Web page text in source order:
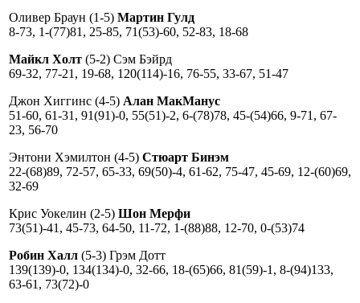
Оливер Браун (1-5) Мартин Гулд
8-73, 1-(77)81, 25-85, 71(53)-60, 52-83, 18-68
Майкл Холт (5-2) Сэм Бэйрд
69-32, 77-21, 19-68, 120(114)-16, 76-55, 33-67, 51-47
Джон Хиггинс (4-5) Алан МакМанус
51-60, 61-31, 91(91)-0, 55(51)-2, 6-(78)78, 45-(54)66, 9-71, 67-
23, 56-70
Энтони Хэмилтон (4-5) Стюарт Бинэм
22-(68)89, 72-57, 65-33, 69(50)-4, 61-62, 75-47, 45-69, 12-(60)69,
32-69
Крис Уокелин (2-5) Шон Мерфи
73(51)-41, 45-73, 64-50, 11-72, 1-(88)88, 12-70, 0-(53)74
Робин Халл (5-3) Грэм Дотт
139(139)-0, 134(134)-0, 32-66, 18-(65)66, 81(59)-1, 8-(94)133,
63-61, 73(72)-0